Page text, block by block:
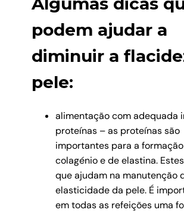
podem ajudar a
diminuir a
pele:
alimentação com adequada
proteínas – as proteínas são
importantes para a
colagénio e de elastina.
que ajudam na manutenção
elasticidade da pele. É
em todas as refeições uma